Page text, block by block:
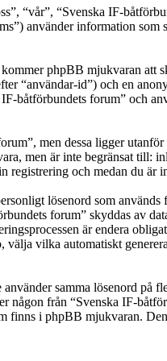
“vår”, “Svenska IF-
använder information
phpBB mjukvaran att
“användar-id”) och en
forum” och
men dessa ligger
men är inte begränsat till:
registrering och medan du är
lösenord som
forum” skyddas av
är endera
vilka automatiskt
samma lösenord
någon från “Svenska IF-
i phpBB mjukvaran.